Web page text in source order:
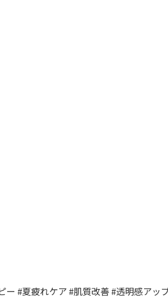
#夏疲れケア #肌質改善 #透明感アッ